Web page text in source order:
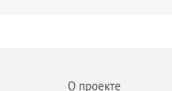
О проекте